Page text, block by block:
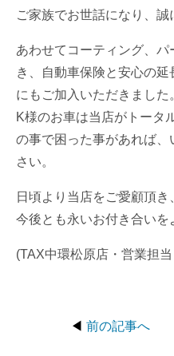
ご家族でお世話になり、誠
あわせてコーティング、
き、自動車保険と安心の延
にもご加入いただきました
K様のお車は当店がトータ
の事で困った事があれば
さい。
日頃より当店をご愛顧頂き
今後とも永いお付き合いを
(TAX中環松原店・営業担
◀ 前の記事へ